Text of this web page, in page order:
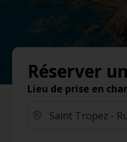
Réserver
Lieu de prise en